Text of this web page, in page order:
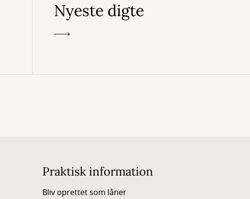
Nyeste digte
Praktisk information
Bliv oprettet som låner